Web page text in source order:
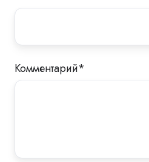
Комментарий*